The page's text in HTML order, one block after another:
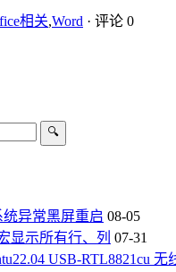
相关,Word · 评论 0
🔍
统异常黑屏重启 08-05
显示所有行、列 07-31
USB-RTL8821cu 无